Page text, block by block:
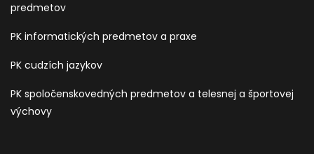
predmetov
PK informatických predmetov a praxe
PK cudzích jazykov
PK spoločenskovedných predmetov a telesnej a športovej
výchovy